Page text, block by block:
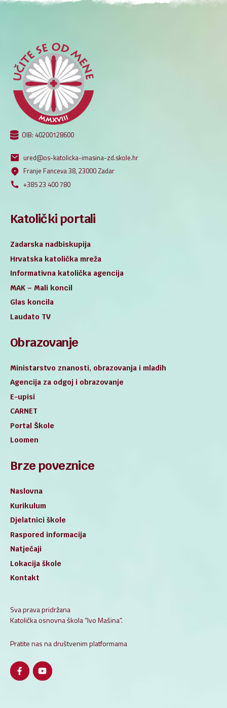
OIB: 40200128600
ured@os-katolicka-imasina-zd.skole.hr
Franje Fanceva 38, 23000 Zadar
+385 23 400 780
Katolički portali
Zadarska nadbiskupija
Hrvatska katolička mreža
Informativna katolička agencija
MAK – Mali koncil
Glas koncila
Laudato TV
Obrazovanje
Ministarstvo znanosti, obrazovanja i mladih
Agencija za odgoj i obrazovanje
E-upisi
CARNET
Portal Škole
Loomen
Brze poveznice
Naslovna
Kurikulum
Djelatnici škole
Raspored informacija
Natječaji
Lokacija škole
Kontakt
Sva prava pridržana
Katolička osnovna škola “Ivo Mašina”.
Pratite nas na društvenim platformama